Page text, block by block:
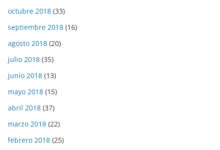
octubre 2018 (33)
septiembre 2018 (16)
agosto 2018 (20)
julio 2018 (35)
junio 2018 (13)
mayo 2018 (15)
abril 2018 (37)
marzo 2018 (22)
febrero 2018 (25)